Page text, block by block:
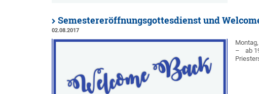
Semestereröffnungsgottesdienst und
02.08.2017
–
ab